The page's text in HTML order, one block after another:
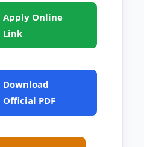
Apply Online
Link
Download
Official PDF